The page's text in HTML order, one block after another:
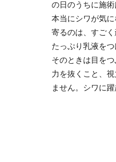
の日のうちに施
本当にシワが気
寄るのは、すご
たっぷり乳液を
そのときは目を
力を抜くこと、
ません。シワに